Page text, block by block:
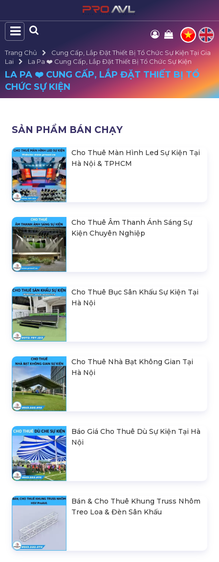
Trang Chủ
Cung Cấp, Lắp Đặt Thiết Bị Tổ Chức Sự Kiện Tại Gia
Lai
La Pa ❤️️ Cung Cấp, Lắp Đặt Thiết Bị Tổ Chức Sự Kiện
LA PA ❤️️ CUNG CẤP, LẮP ĐẶT THIẾT BỊ TỔ
CHỨC SỰ KIỆN
SẢN PHẨM BÁN CHẠY
Cho Thuê Màn Hình Led Sự Kiện Tại
Hà Nội & TPHCM
Cho Thuê Âm Thanh Ánh Sáng Sự
Kiện Chuyên Nghiệp
Cho Thuê Bục Sân Khấu Sự Kiện Tại
Hà Nội
Cho Thuê Nhà Bạt Không Gian Tại
Hà Nội
Báo Giá Cho Thuê Dù Sự Kiện Tại Hà
Nội
Bán & Cho Thuê Khung Truss Nhôm
Treo Loa & Đèn Sân Khấu